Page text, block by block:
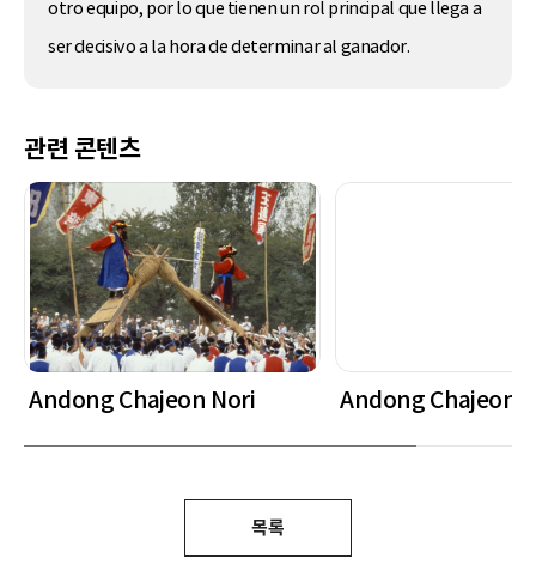
otro equipo, por lo que tienen un rol principal que llega a
ser decisivo a la hora de determinar al ganador.
관련 콘텐츠
Andong Chajeon Nori Andong Chajeon
목록